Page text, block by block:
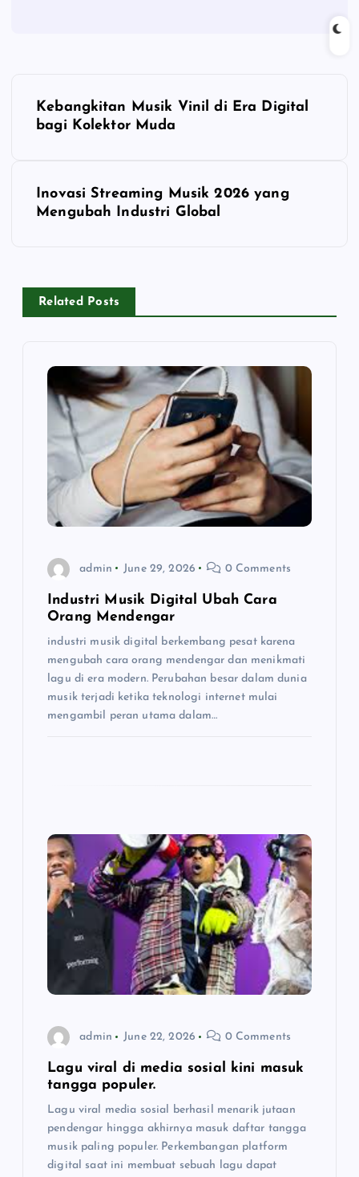
a
v
Kebangkitan Musik Vinil di Era Digital
bagi Kolektor Muda
Inovasi Streaming Musik 2026 yang
Mengubah Industri Global
Related Posts
admin June 29, 2026 0 Comments
Industri Musik Digital Ubah Cara
Orang Mendengar
industri musik digital berkembang pesat karena
mengubah cara orang mendengar dan menikmati
lagu di era modern. Perubahan besar dalam dunia
musik terjadi ketika teknologi internet mulai
mengambil peran utama dalam…
admin June 22, 2026 0 Comments
Lagu viral di media sosial kini masuk
tangga populer.
Lagu viral media sosial berhasil menarik jutaan
pendengar hingga akhirnya masuk daftar tangga
musik paling populer. Perkembangan platform
digital saat ini membuat sebuah lagu dapat